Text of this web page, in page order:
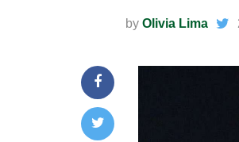
by Olivia Lima